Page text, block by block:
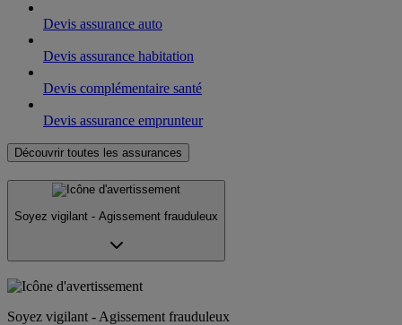
Devis assurance auto
Devis assurance habitation
Devis complémentaire santé
Devis assurance emprunteur
Découvrir toutes les assurances
Soyez vigilant - Agissement frauduleux
Soyez vigilant - Agissement frauduleux